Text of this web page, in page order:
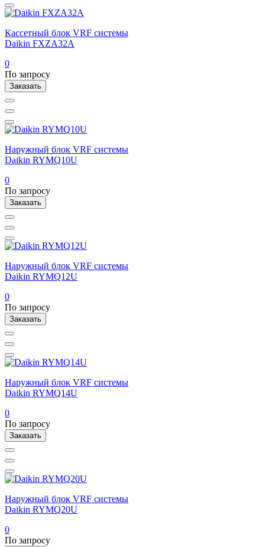
Кассетный блок VRF системы
Daikin FXZA32A
0
По запросу
Заказать
Наружный блок VRF системы
Daikin RYMQ10U
0
По запросу
Заказать
Наружный блок VRF системы
Daikin RYMQ12U
0
По запросу
Заказать
Наружный блок VRF системы
Daikin RYMQ14U
0
По запросу
Заказать
Наружный блок VRF системы
Daikin RYMQ20U
0
По запросу